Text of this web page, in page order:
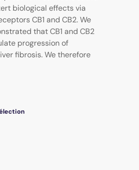
biological effects via
CB1 and CB2. We
that CB1 and CB2
progression of
fibrosis. We therefore